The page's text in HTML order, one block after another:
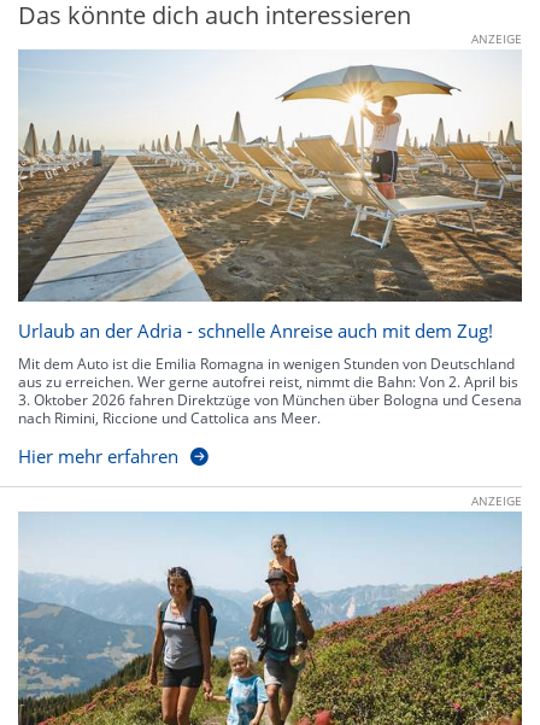
Das könnte dich auch interessieren
ANZEIGE
Urlaub an der Adria - schnelle Anreise auch mit dem Zug!
Mit dem Auto ist die Emilia Romagna in wenigen Stunden von Deutschland
aus zu erreichen. Wer gerne autofrei reist, nimmt die Bahn: Von 2. April bis
3. Oktober 2026 fahren Direktzüge von München über Bologna und Cesena
nach Rimini, Riccione und Cattolica ans Meer.
Hier mehr erfahren
ANZEIGE